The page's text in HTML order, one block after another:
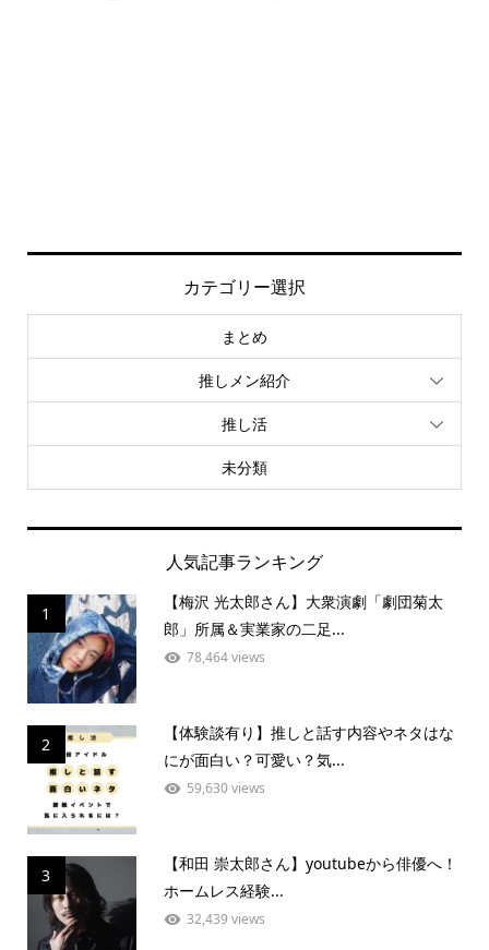
カテゴリー選択
まとめ
推しメン紹介
推し活
未分類
人気記事ランキング
1
【梅沢 光太郎さん】大衆演劇「劇団菊太
郎」所属＆実業家の二足...
78,464 views
2
【体験談有り】推しと話す内容やネタはな
にが面白い？可愛い？気...
59,630 views
3
【和田 崇太郎さん】youtubeから俳優へ！
ホームレス経験...
32,439 views